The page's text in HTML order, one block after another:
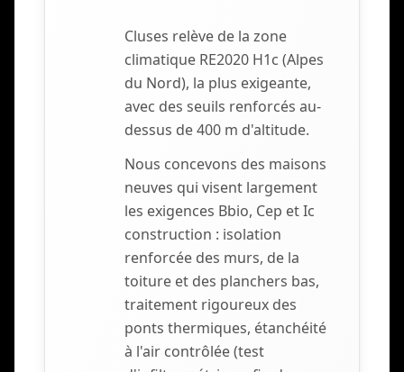
Cluses relève de la zone
climatique RE2020 H1c (Alpes
du Nord), la plus exigeante,
avec des seuils renforcés au-
dessus de 400 m d'altitude.
Nous concevons des maisons
neuves qui visent largement
les exigences Bbio, Cep et Ic
construction : isolation
renforcée des murs, de la
toiture et des planchers bas,
traitement rigoureux des
ponts thermiques, étanchéité
à l'air contrôlée (test